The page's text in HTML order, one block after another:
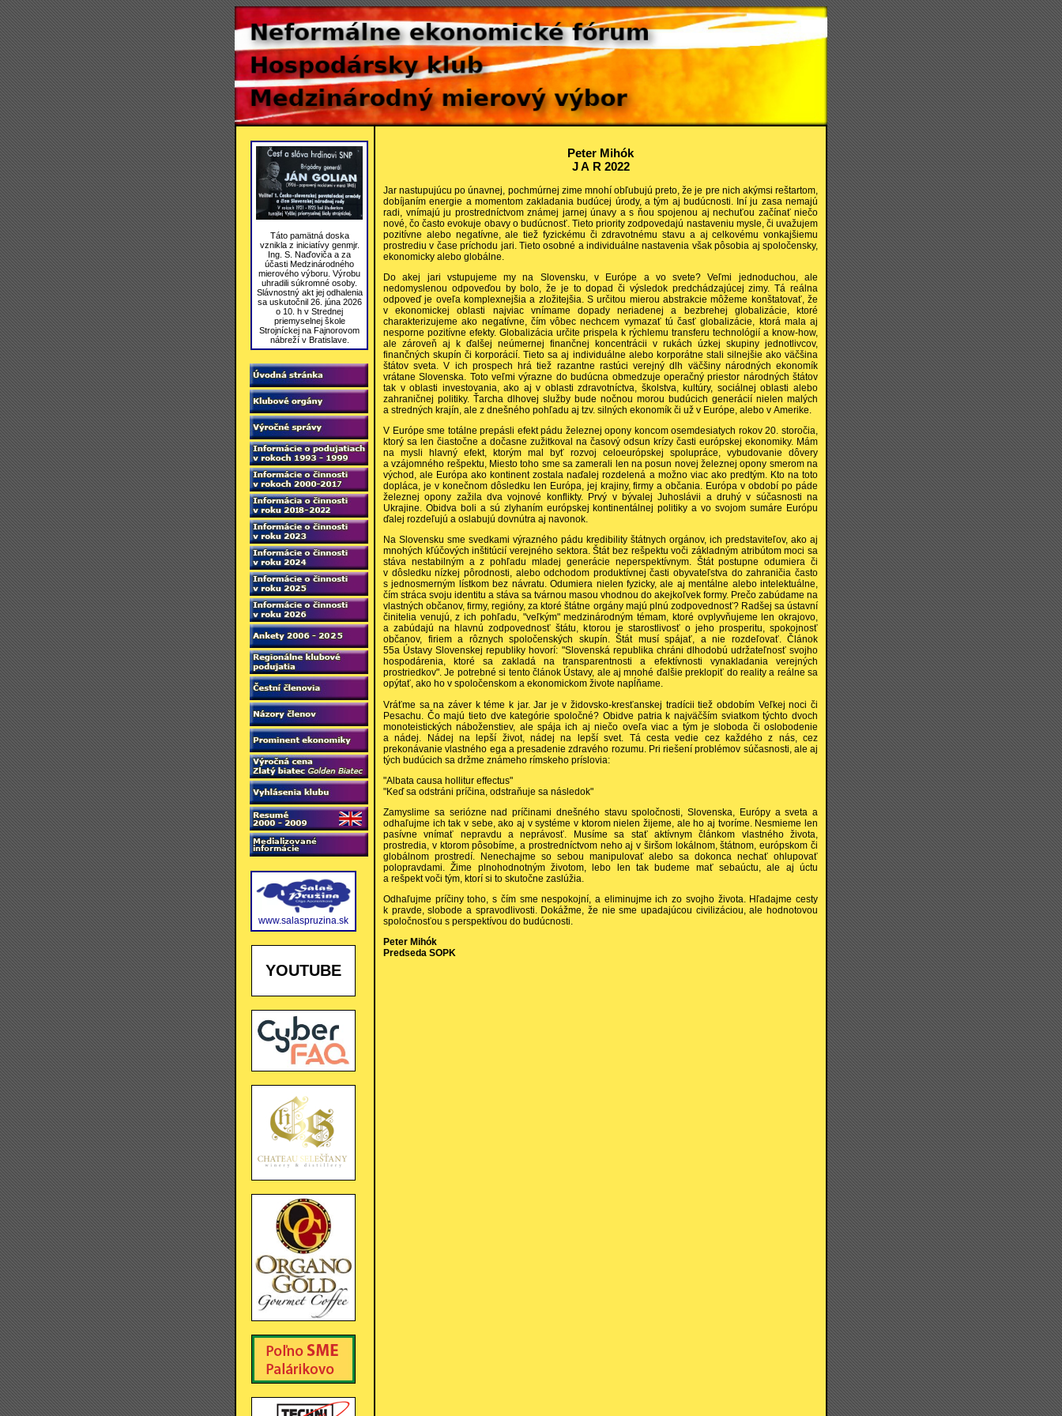
Táto pamätná doska
vznikla z iniciatívy genmjr.
Ing. S. Naďoviča a za
účasti Medzinárodného
mierového výboru. Výrobu
uhradili súkromné osoby.
Slávnostný akt jej odhalenia
sa uskutočnil 26. júna 2026
o 10. h v Strednej
priemyselnej škole
Strojníckej na Fajnorovom
nábreží v Bratislave.
www.salaspruzina.sk
YOUTUBE
Peter Mihók
J A R 2022
Jar nastupujúcu po únavnej, pochmúrnej zime mnohí obľubujú preto, že je pre nich akýmsi reštartom,
dobíjaním energie a momentom zakladania budúcej úrody, a tým aj budúcnosti. Iní ju zasa nemajú
radi, vnímajú ju prostredníctvom známej jarnej únavy a s ňou spojenou aj nechuťou začínať niečo
nové, čo často evokuje obavy o budúcnosť. Tieto priority zodpovedajú nastaveniu mysle, či uvažujem
pozitívne alebo negatívne, ale tiež fyzickému či zdravotnému stavu a aj celkovému vonkajšiemu
prostrediu v čase príchodu jari. Tieto osobné a individuálne nastavenia však pôsobia aj spoločensky,
ekonomicky alebo globálne.
Do akej jari vstupujeme my na Slovensku, v Európe a vo svete? Veľmi jednoduchou, ale
nedomyslenou odpoveďou by bolo, že je to dopad či výsledok predchádzajúcej zimy. Tá reálna
odpoveď je oveľa komplexnejšia a zložitejšia. S určitou mierou abstrakcie môžeme konštatovať, že
v ekonomickej oblasti najviac vnímame dopady neriadenej a bezbrehej globalizácie, ktoré
charakterizujeme ako negatívne, čím vôbec nechcem vymazať tú časť globalizácie, ktorá mala aj
nesporne pozitívne efekty. Globalizácia určite prispela k rýchlemu transferu technológií a know-how,
ale zároveň aj k ďalšej neúmernej finančnej koncentrácii v rukách úzkej skupiny jednotlivcov,
finančných skupín či korporácií. Tieto sa aj individuálne alebo korporátne stali silnejšie ako väčšina
štátov sveta. V ich prospech hrá tiež razantne rastúci verejný dlh väčšiny národných ekonomík
vrátane Slovenska. Toto veľmi výrazne do budúcna obmedzuje operačný priestor národných štátov
tak v oblasti investovania, ako aj v oblasti zdravotníctva, školstva, kultúry, sociálnej oblasti alebo
zahraničnej politiky. Ťarcha dlhovej služby bude nočnou morou budúcich generácií nielen malých
a stredných krajín, ale z dnešného pohľadu aj tzv. silných ekonomík či už v Európe, alebo v Amerike.
V Európe sme totálne prepásli efekt pádu železnej opony koncom osemdesiatych rokov 20. storočia,
ktorý sa len čiastočne a dočasne zužitkoval na časový odsun krízy časti európskej ekonomiky. Mám
na mysli hlavný efekt, ktorým mal byť rozvoj celoeurópskej spolupráce, vybudovanie dôvery
a vzájomného rešpektu, Miesto toho sme sa zamerali len na posun novej železnej opony smerom na
východ, ale Európa ako kontinent zostala naďalej rozdelená a možno viac ako predtým. Kto na toto
dopláca, je v konečnom dôsledku len Európa, jej krajiny, firmy a občania. Európa v období po páde
železnej opony zažila dva vojnové konflikty. Prvý v bývalej Juhoslávii a druhý v súčasnosti na
Ukrajine. Obidva boli a sú zlyhaním európskej kontinentálnej politiky a vo svojom sumáre Európu
ďalej rozdeľujú a oslabujú dovnútra aj navonok.
Na Slovensku sme svedkami výrazného pádu kredibility štátnych orgánov, ich predstaviteľov, ako aj
mnohých kľúčových inštitúcií verejného sektora. Štát bez rešpektu voči základným atribútom moci sa
stáva nestabilným a z pohľadu mladej generácie neperspektívnym. Štát postupne odumiera či
v dôsledku nízkej pôrodnosti, alebo odchodom produktívnej časti obyvateľstva do zahraničia často
s jednosmerným lístkom bez návratu. Odumiera nielen fyzicky, ale aj mentálne alebo intelektuálne,
čím stráca svoju identitu a stáva sa tvárnou masou vhodnou do akejkoľvek formy. Prečo zabúdame na
vlastných občanov, firmy, regióny, za ktoré štátne orgány majú plnú zodpovednosť? Radšej sa ústavní
činitelia venujú, z ich pohľadu, "veľkým" medzinárodným témam, ktoré ovplyvňujeme len okrajovo,
a zabúdajú na hlavnú zodpovednosť štátu, ktorou je starostlivosť o jeho prosperitu, spokojnosť
občanov, firiem a rôznych spoločenských skupín. Štát musí spájať, a nie rozdeľovať. Článok
55a Ústavy Slovenskej republiky hovorí: "Slovenská republika chráni dlhodobú udržateľnosť svojho
hospodárenia, ktoré sa zakladá na transparentnosti a efektívnosti vynakladania verejných
prostriedkov". Je potrebné si tento článok Ústavy, ale aj mnohé ďalšie preklopiť do reality a reálne sa
opýtať, ako ho v spoločenskom a ekonomickom živote napĺňame.
Vráťme sa na záver k téme k jar. Jar je v židovsko-kresťanskej tradícii tiež obdobím Veľkej noci či
Pesachu. Čo majú tieto dve kategórie spoločné? Obidve patria k najväčším sviatkom týchto dvoch
monoteistických náboženstiev, ale spája ich aj niečo oveľa viac a tým je sloboda či oslobodenie
a nádej. Nádej na lepší život, nádej na lepší svet. Tá cesta vedie cez každého z nás, cez
prekonávanie vlastného ega a presadenie zdravého rozumu. Pri riešení problémov súčasnosti, ale aj
tých budúcich sa držme známeho rímskeho príslovia:
"Albata causa hollitur effectus"
"Keď sa odstráni príčina, odstraňuje sa následok"
Zamyslime sa seriózne nad príčinami dnešného stavu spoločnosti, Slovenska, Európy a sveta a
odhaľujme ich tak v sebe, ako aj v systéme v ktorom nielen žijeme, ale ho aj tvoríme. Nesmieme len
pasívne vnímať nepravdu a neprávosť. Musíme sa stať aktívnym článkom vlastného života,
prostredia, v ktorom pôsobíme, a prostredníctvom neho aj v širšom lokálnom, štátnom, európskom či
globálnom prostredí. Nenechajme so sebou manipulovať alebo sa dokonca nechať ohlupovať
polopravdami. Žime plnohodnotným životom, lebo len tak budeme mať sebaúctu, ale aj úctu
a rešpekt voči tým, ktorí si to skutočne zaslúžia.
Odhaľujme príčiny toho, s čím sme nespokojní, a eliminujme ich zo svojho života. Hľadajme cesty
k pravde, slobode a spravodlivosti. Dokážme, že nie sme upadajúcou civilizáciou, ale hodnotovou
spoločnosťou s perspektívou do budúcnosti.
Peter Mihók
Predseda SOPK